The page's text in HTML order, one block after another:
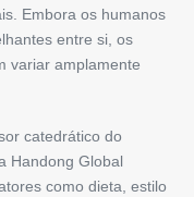
Embora os humanos
entre si, os
variar amplamente
catedrático do
Handong ­Global
como dieta, estilo